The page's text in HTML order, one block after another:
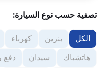
تصفية حسب نوع السيارة:
الكل بنزين كهرباء
هاتشباك
سيدان دفع